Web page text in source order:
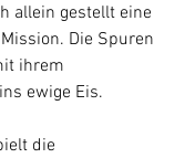
allein gestellt eine
Die Spuren
ihrem
ewige Eis.
die